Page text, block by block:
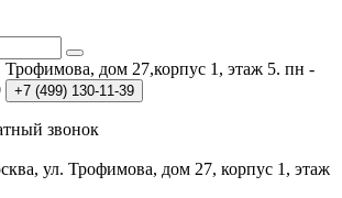
дом 27,корпус 1, этаж 5. пн -
+7 (499) 130-11-39
звонок
ул. Трофимова, дом 27, корпус 1, этаж